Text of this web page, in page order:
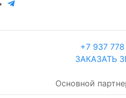
+7 937
ЗАКАЗАТЬ
Основной